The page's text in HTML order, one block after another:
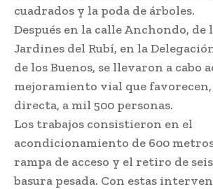
cuadrados y la poda de árboles.
Después en la calle Anchondo, de
Jardines del Rubí, en la
de los Buenos, se llevaron a cabo
mejoramiento vial que
directa, a mil 500 personas.
Los trabajos consistieron en el
acondicionamiento de 600
rampa de acceso y el retiro de
basura pesada. Con estas